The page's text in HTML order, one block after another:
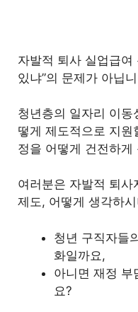
자발적 퇴사 실업급여
있냐”의 문제가 아닙
청년층의 일자리 이동
떻게 제도적으로 지원
정을 어떻게 건전하
여러분은 자발적 퇴
제도, 어떻게 생각하
청년 구직자들
화일까요,
아니면 재정 부
요?